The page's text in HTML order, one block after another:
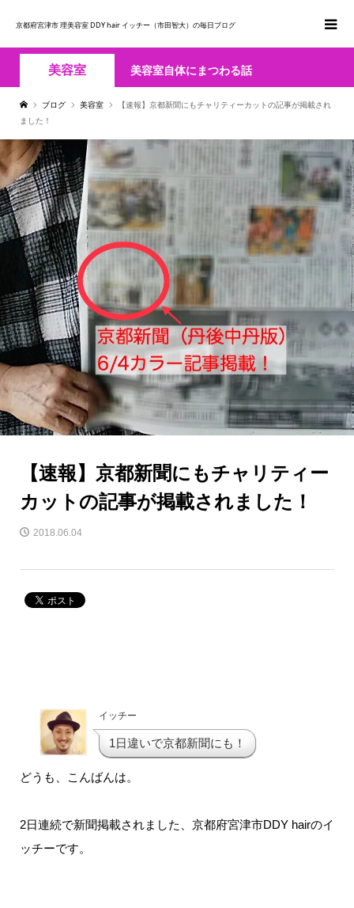
京都府宮津市 理美容室 DDY hair イッチー（市田智大）の毎日ブログ
美容室 美容室自体にまつわる話
ブログ 美容室
【速報】京都新聞にもチャリティーカットの記事が掲載され
ました！
【速報】京都新聞にもチャリティー
カットの記事が掲載されました！
2018.06.04
イッチー
1日違いで京都新聞にも！
どうも、こんばんは。
2日連続で新聞掲載されました、京都府宮津市DDY hairのイ
ッチーです。